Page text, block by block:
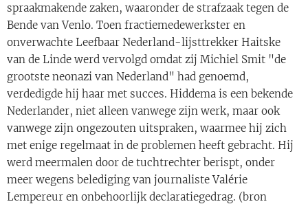
spraakmakende zaken, waaronder de strafzaak tegen de
Bende van Venlo. Toen fractiemedewerkster en
onverwachte Leefbaar Nederland-lijsttrekker Haitske
van de Linde werd vervolgd omdat zij Michiel Smit "de
grootste neonazi van Nederland" had genoemd,
verdedigde hij haar met succes. Hiddema is een bekende
Nederlander, niet alleen vanwege zijn werk, maar ook
vanwege zijn ongezouten uitspraken, waarmee hij zich
met enige regelmaat in de problemen heeft gebracht. Hij
werd meermalen door de tuchtrechter berispt, onder
meer wegens belediging van journaliste Valérie
Lempereur en onbehoorlijk declaratiegedrag. (bron